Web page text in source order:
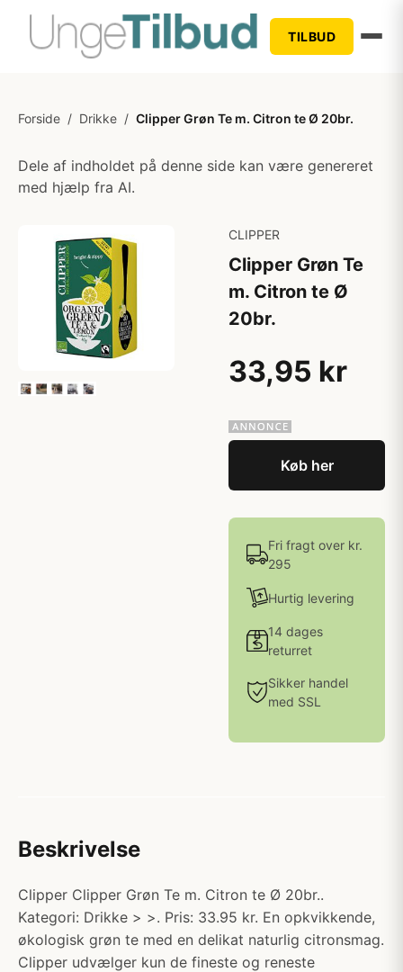
TILBUD
Forside / Drikke / Clipper Grøn Te m. Citron te Ø 20br.
Dele af indholdet på denne side kan være genereret
med hjælp fra AI.
CLIPPER
Clipper Grøn Te
m. Citron te Ø
20br.
33,95 kr
Køb her
Fri fragt over kr.
295
Hurtig levering
14 dages
returret
Sikker handel
med SSL
Beskrivelse
Clipper Clipper Grøn Te m. Citron te Ø 20br..
Kategori: Drikke > >. Pris: 33.95 kr. En opkvikkende,
økologisk grøn te med en delikat naturlig citronsmag.
Clipper udvælger kun de fineste og reneste